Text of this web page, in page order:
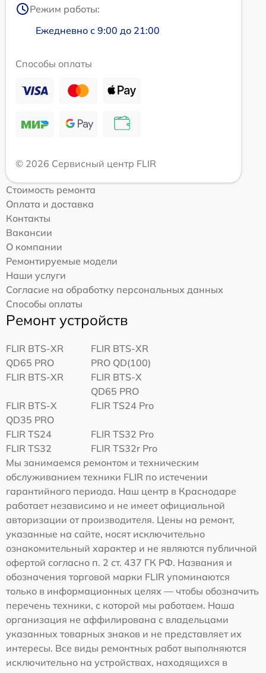
Режим работы:
Ежедневно с 9:00 до 21:00
Способы оплаты
© 2026 Сервисный центр FLIR
Стоимость ремонта
Оплата и доставка
Контакты
Вакансии
О компании
Ремонтируемые модели
Наши услуги
Согласие на обработку персональных данных
Способы оплаты
Ремонт устройств
FLIR BTS-XR
QD65 PRO
FLIR BTS-XR
PRO QD(100)
FLIR BTS-XR
FLIR BTS-X
QD65 PRO
FLIR BTS-X
QD35 PRO
FLIR TS24 Pro
FLIR TS24
FLIR TS32 Pro
FLIR TS32
FLIR TS32r Pro
Мы занимаемся ремонтом и техническим
обслуживанием техники FLIR по истечении
гарантийного периода. Наш центр в Краснодаре
работает независимо и не имеет официальной
авторизации от производителя. Цены на ремонт,
указанные на сайте, носят исключительно
ознакомительный характер и не являются публичной
офертой согласно п. 2 ст. 437 ГК РФ. Названия и
обозначения торговой марки FLIR упоминаются
только в информационных целях — чтобы обозначить
перечень техники, с которой мы работаем. Наша
организация не аффилирована с владельцами
указанных товарных знаков и не представляет их
интересы. Все виды ремонтных работ выполняются
исключительно на устройствах, находящихся в